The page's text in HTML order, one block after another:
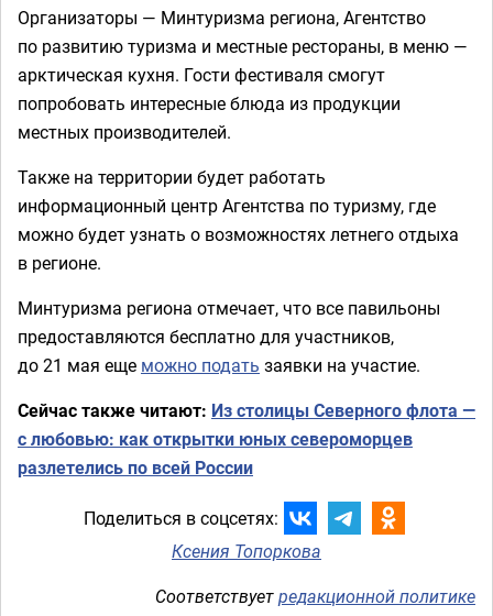
Организаторы — Минтуризма региона, Агентство
по развитию туризма и местные рестораны, в меню —
арктическая кухня. Гости фестиваля смогут
попробовать интересные блюда из продукции
местных производителей.
Также на территории будет работать
информационный центр Агентства по туризму, где
можно будет узнать о возможностях летнего отдыха
в регионе.
Минтуризма региона отмечает, что все павильоны
предоставляются бесплатно для участников,
до 21 мая еще можно подать заявки на участие.
Сейчас также читают: Из столицы Северного флота —
с любовью: как открытки юных североморцев
разлетелись по всей России
Поделиться в соцсетях:
Ксения Топоркова
Соответствуетредакционной политике